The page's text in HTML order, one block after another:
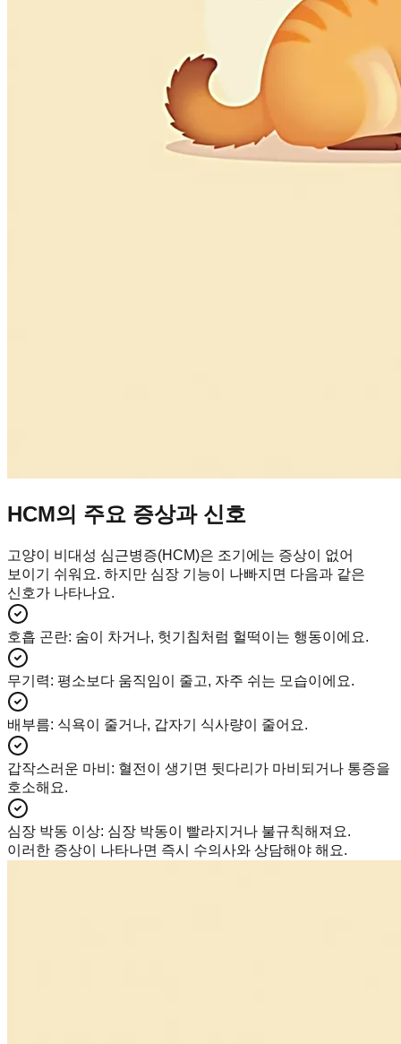
HCM의 주요 증상과 신호
고양이 비대성 심근병증(HCM)은 조기에는 증상이 없어
보이기 쉬워요. 하지만 심장 기능이 나빠지면 다음과 같은
신호가 나타나요.
호흡 곤란: 숨이 차거나, 헛기침처럼 헐떡이는 행동이에요.
무기력: 평소보다 움직임이 줄고, 자주 쉬는 모습이에요.
배부름: 식욕이 줄거나, 갑자기 식사량이 줄어요.
갑작스러운 마비 : 혈전이 생기면 뒷다리가 마비되거나 통증을
호소해요.
심장 박동 이상: 심장 박동이 빨라지거나 불규칙해져요.
이러한 증상이 나타나면 즉시 수의사와 상담해야 해요.